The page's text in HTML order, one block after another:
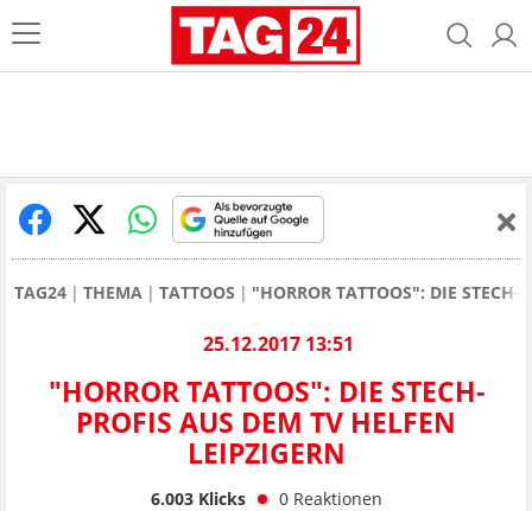
TAG24 THEMA TATTOOS "HORROR TATTOOS": DIE STECH-
25.12.2017 13:51
"HORROR TATTOOS": DIE STECH-
PROFIS AUS DEM TV HELFEN
LEIPZIGERN
6.003Klicks 0 Reaktionen